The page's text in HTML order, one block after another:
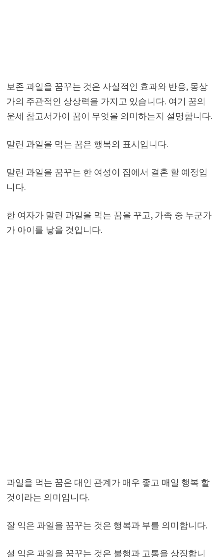
보존 과일을 꿈꾸는 것은 사실적인 효과와 반응, 몽상
가의 주관적인 상상력을 가지고 있습니다. 여기 꿈의
운세 참고서가이 꿈이 무엇을 의미하는지 설명합니다.
말린 과일을 먹는 꿈은 행복의 표시입니다.
말린 과일을 꿈꾸는 한 여성이 집에서 결혼 할 예정입
니다.
한 여자가 말린 과일을 먹는 꿈을 꾸고, 가족 중 누군가
가 아이를 낳을 것입니다.
과일을 먹는 꿈은 대인 관계가 매우 좋고 매일 행복 할
것이라는 의미입니다.
잘 익은 과일을 꿈꾸는 것은 행복과 부를 의미합니다.
설 익은 과일을 꿈꾸는 것은 불행과 고통을 상징합니